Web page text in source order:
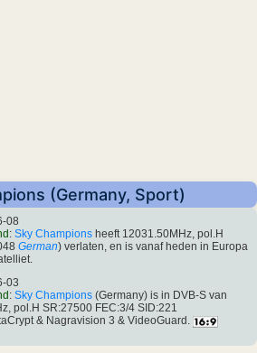
(Germany, Sport)
08
: Sky Champions heeft 12031.50MHz, pol.H
German) verlaten, en is vanaf heden in Europa
03
: Sky Champions (Germany) is in DVB-S van
pol.H SR:27500 FEC:3/4 SID:221
& Nagravision 3 & VideoGuard.